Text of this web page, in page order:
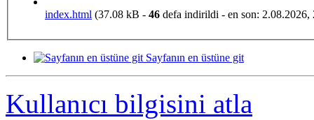
index.html (37.08 kB - 46 defa indirildi - en son: 2.08.2026,
Sayfanın en üstüne git
Kullanıcı bilgisini atla